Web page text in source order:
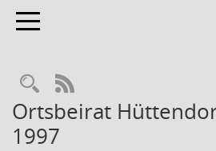
Toggle navigation
Rechercheauswahl
RSS-Feed
Ortsbeirat
1997